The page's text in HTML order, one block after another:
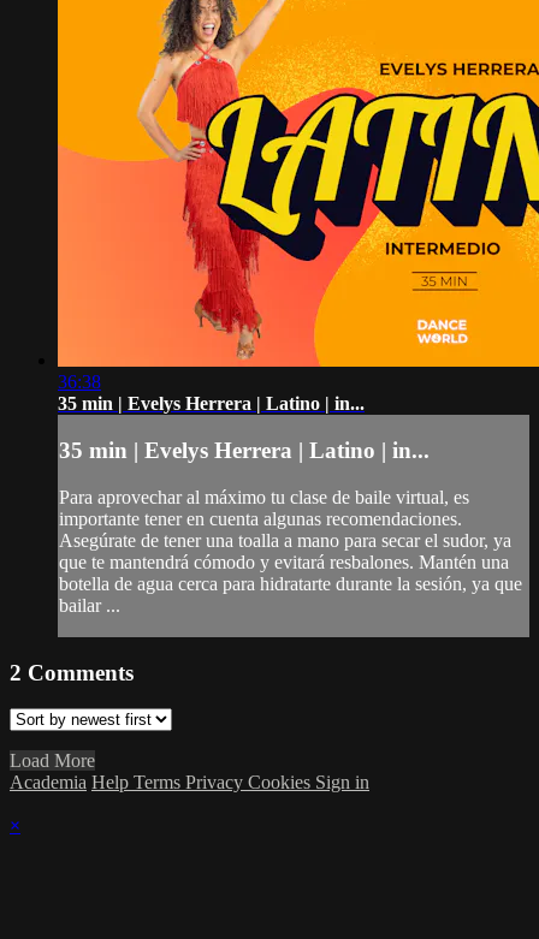
36:38
35 min | Evelys Herrera | Latino | in...
35 min | Evelys Herrera | Latino | in...
Para aprovechar al máximo tu clase de baile virtual, es
importante tener en cuenta algunas recomendaciones.
Asegúrate de tener una toalla a mano para secar el sudor, ya
que te mantendrá cómodo y evitará resbalones. Mantén una
botella de agua cerca para hidratarte durante la sesión, ya que
bailar ...
2 Comments
Load More
Academia Help Terms Privacy Cookies Sign in
×